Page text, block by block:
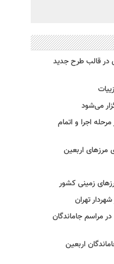
در قالب طرح جدید
می‌شود
مسیر تندرستی؛ ۳ پل در مرحله اجرا و اتمام
مرزهای اربعین
زمینی کشور
تهران
تهران در مراسم جاماندگان
اربعین